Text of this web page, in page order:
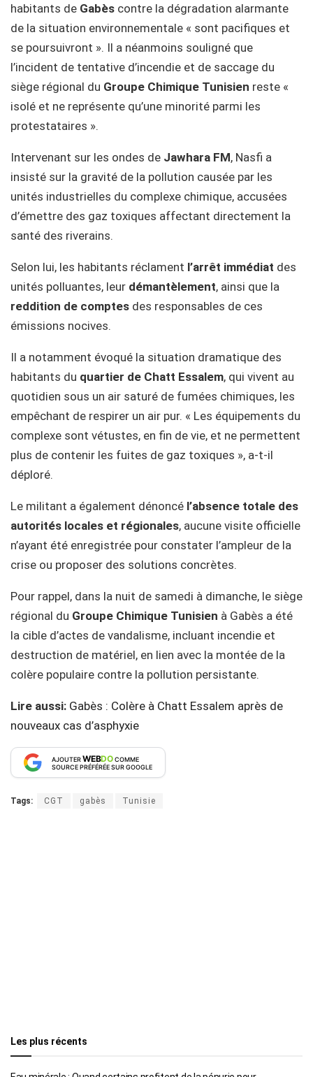
habitants de Gabès contre la dégradation alarmante
de la situation environnementale « sont pacifiques et
se poursuivront ». Il a néanmoins souligné que
l’incident de tentative d’incendie et de saccage du
siège régional du Groupe Chimique Tunisien reste «
isolé et ne représente qu’une minorité parmi les
protestataires ».
Intervenant sur les ondes de Jawhara FM, Nasfi a
insisté sur la gravité de la pollution causée par les
unités industrielles du complexe chimique, accusées
d’émettre des gaz toxiques affectant directement la
santé des riverains.
Selon lui, les habitants réclament l’arrêt immédiat des
unités polluantes, leur démantèlement, ainsi que la
reddition de comptes des responsables de ces
émissions nocives.
Il a notamment évoqué la situation dramatique des
habitants du quartier de Chatt Essalem, qui vivent au
quotidien sous un air saturé de fumées chimiques, les
empêchant de respirer un air pur. « Les équipements du
complexe sont vétustes, en fin de vie, et ne permettent
plus de contenir les fuites de gaz toxiques », a-t-il
déploré.
Le militant a également dénoncé l’absence totale des
autorités locales et régionales, aucune visite officielle
n’ayant été enregistrée pour constater l’ampleur de la
crise ou proposer des solutions concrètes.
Pour rappel, dans la nuit de samedi à dimanche, le siège
régional du Groupe Chimique Tunisien à Gabès a été
la cible d’actes de vandalisme, incluant incendie et
destruction de matériel, en lien avec la montée de la
colère populaire contre la pollution persistante.
Lire aussi: Gabès : Colère à Chatt Essalem après de
nouveaux cas d’asphyxie
AJOUTERWEBDOCOMME
SOURCE PRÉFÉRÉE SUR GOOGLE
Tags: CGT gabès Tunisie
Les plus récents